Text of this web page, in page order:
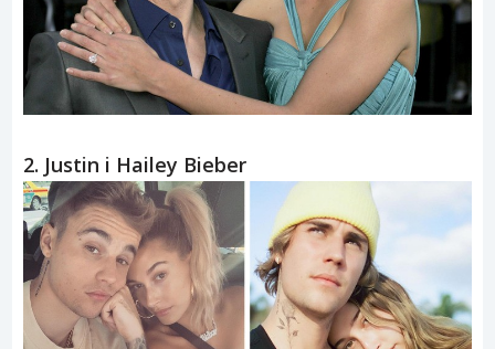
2. Justin i Hailey Bieber